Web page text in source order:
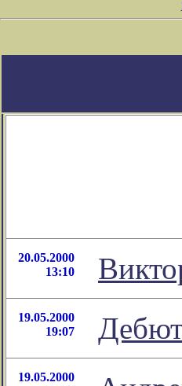
20.05.2000
13:10
19.05.2000
19:07
19.05.2000